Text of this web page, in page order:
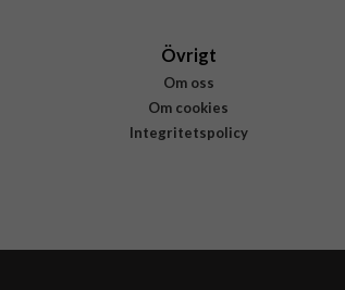
Övrigt
Om oss
Om cookies
Integritetspolicy